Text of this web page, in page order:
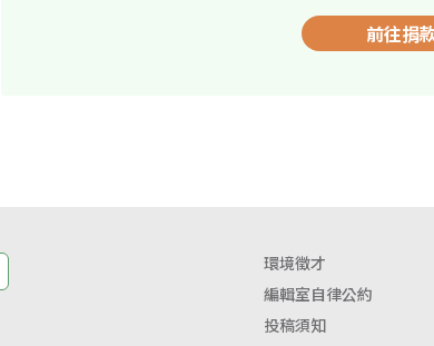
前往捐
環境徵才
編輯室自律公約
投稿須知